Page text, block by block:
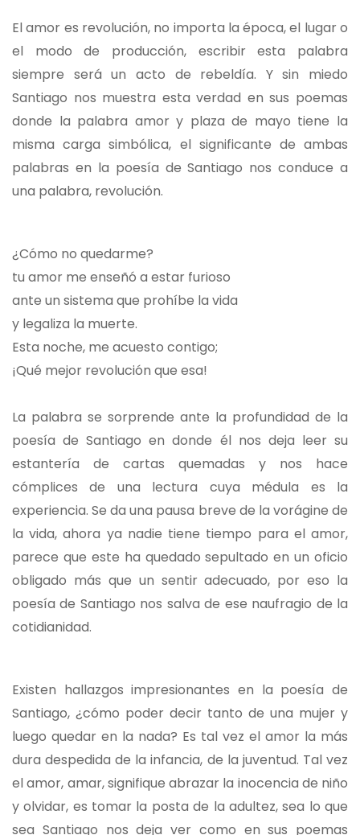
El amor es revolución, no importa la época, el lugar o
el modo de producción, escribir esta palabra
siempre será un acto de rebeldía. Y sin miedo
Santiago nos muestra esta verdad en sus poemas
donde la palabra amor y plaza de mayo tiene la
misma carga simbólica, el significante de ambas
palabras en la poesía de Santiago nos conduce a
una palabra, revolución.
¿Cómo no quedarme?
tu amor me enseñó a estar furioso
ante un sistema que prohíbe la vida
y legaliza la muerte.
Esta noche, me acuesto contigo;
¡Qué mejor revolución que esa!
La palabra se sorprende ante la profundidad de la
poesía de Santiago en donde él nos deja leer su
estantería de cartas quemadas y nos hace
cómplices de una lectura cuya médula es la
experiencia. Se da una pausa breve de la vorágine de
la vida, ahora ya nadie tiene tiempo para el amor,
parece que este ha quedado sepultado en un oficio
obligado más que un sentir adecuado, por eso la
poesía de Santiago nos salva de ese naufragio de la
cotidianidad.
Existen hallazgos impresionantes en la poesía de
Santiago, ¿cómo poder decir tanto de una mujer y
luego quedar en la nada? Es tal vez el amor la más
dura despedida de la infancia, de la juventud. Tal vez
el amor, amar, signifique abrazar la inocencia de niño
y olvidar, es tomar la posta de la adultez, sea lo que
sea Santiago nos deja ver como en sus poemas